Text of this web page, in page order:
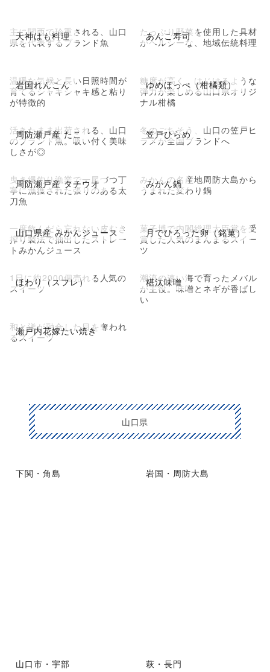
天神はも料理
主に関西で珍重される、山口
県を代表するブランド魚
あんこ寿司
たっぷり野菜を使用した具材
がヘルシーな、地域伝統料理
岩国れんこん
温暖な気候と長い日照時間が
育てるシャキシャキ感と粘り
が特徴的
ゆめほっぺ（柑橘類）
糖度が高く、はじけるような
弾力が楽しめる山口県オリジ
ナル柑橘
周防瀬戸産 たこ
活きたまま出荷される、山口
のブランド魚。吸い付く美味
しさが◎
笠戸ひらめ
冬のごちそう、山口の笠戸ヒ
ラメが全国ブランドへ
周防瀬戸産 タチウオ
曳き縄釣り漁業で一尾づつ丁
寧に漁獲された張りのある太
刀魚
みかん鍋
みかんの名産地周防大島から
うまれた変わり鍋
山口県産 みかんジュース
一度飲んだら忘れない皮むき
搾り製法で抽出したストレー
トみかんジュース
月でひろった卵（銘菓）
菓子博で内閣総理大臣賞を受
賞した人気のまんまるスイー
ツ
ほわり（スフレ）
1日に約2000個売れる人気の
スイーツ
糂汰味噌
潮流の速い海で育ったメバル
が主役。味噌とネギが香ばし
い
瀬戸内花嫁たい焼き
和と洋が融合した目を奪われ
るスイーツ
山口県
下関・角島 岩国・周防大島
山口市・宇部 萩・長門